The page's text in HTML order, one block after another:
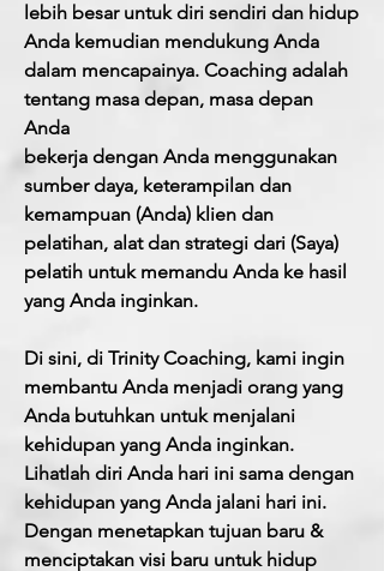
lebih besar untuk diri sendiri dan hidup
Anda kemudian mendukung Anda
dalam mencapainya. Coaching adalah
tentang masa depan, masa depan
Anda
bekerja dengan Anda menggunakan
sumber daya, keterampilan dan
kemampuan (Anda) klien dan
pelatihan, alat dan strategi dari (Saya)
pelatih untuk memandu Anda ke hasil
yang Anda inginkan.
Di sini, di Trinity Coaching, kami ingin
membantu Anda menjadi orang yang
Anda butuhkan untuk menjalani
kehidupan yang Anda inginkan.
Lihatlah diri Anda hari ini sama dengan
kehidupan yang Anda jalani hari ini.
Dengan menetapkan tujuan baru &
menciptakan visi baru untuk hidup